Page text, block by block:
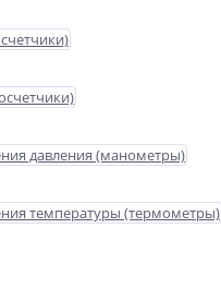
давления (манометры)
температуры (термометры)